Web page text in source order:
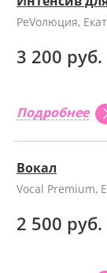
РеVолюция,
3 200 руб.
Подробнее
Вокал
Vocal Premium,
2 500 руб.